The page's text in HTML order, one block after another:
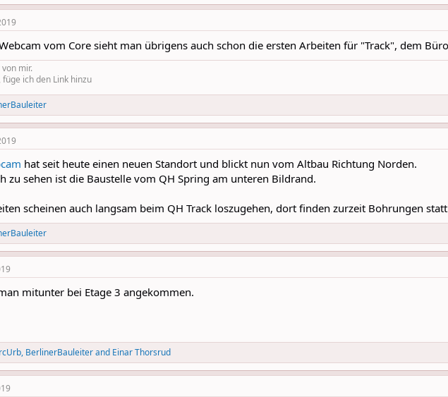
vom Core sieht man übrigens auch schon die ersten Arbeiten für "Track", dem
mir.
füge ich den Link hinzu
hat seit heute einen neuen Standort und blickt nun vom Altbau Richtung Norden.
zu sehen ist die Baustelle vom QH Spring am unteren Bildrand.
scheinen auch langsam beim QH Track loszugehen, dort finden zurzeit Bohrungen
mitunter bei Etage 3 angekommen.
, BerlinerBauleiterand Einar Thorsrud